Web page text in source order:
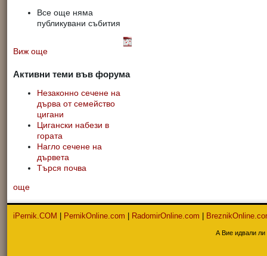
Все още няма
публикувани събития
Виж още
Активни теми във форума
Незаконно сечене на
дърва от семейство
цигани
Цигански набези в
гората
Нагло сечене на
дървета
Търся почва
още
iPernik.COM | PernikOnline.com | RadomirOnline.com |
А Вие идвали